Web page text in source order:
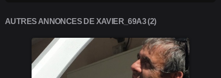
AUTRES ANNONCES DE XAVIER_69A3 (2)